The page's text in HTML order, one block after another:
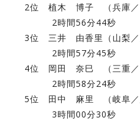
2位 植木 博子 （兵庫／
2時間56分44秒
3位 三井 由香里（山
2時間57分45秒
4位 岡田 奈巳 （三重
2時間58分24秒
5位 田中 麻里 （岐
3時間00分30秒